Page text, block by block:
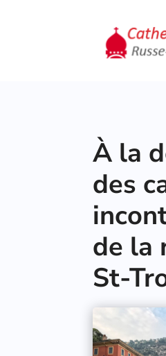
À la
des
de la
St-